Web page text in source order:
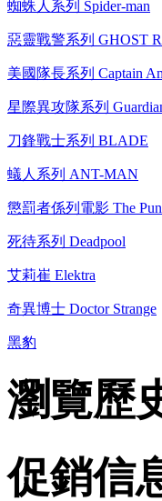
蜘蛛人系列 Spider-man
惡靈戰警系列 GHOST
美國隊長系列 Captain
星際異攻隊系列
刀鋒戰士系列 BLADE
蟻人系列 ANT-MAN
懲罰者係列電影 The
死待系列 Deadpool
艾莉崔 Elektra
奇異博士 Doctor Strange
黑豹
瀏覽歷
促銷信